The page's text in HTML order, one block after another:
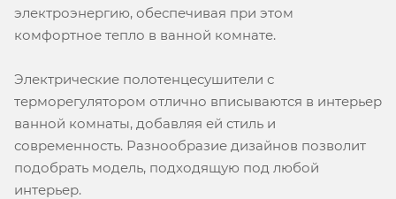
электроэнергию, обеспечивая при этом
комфортное тепло в ванной комнате.
Электрические полотенцесушители с
терморегулятором отлично вписываются в интерьер
ванной комнаты, добавляя ей стиль и
современность. Разнообразие дизайнов позволит
подобрать модель, подходящую под любой
интерьер.